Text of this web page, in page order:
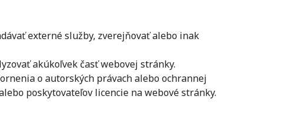
externé služby, zverejňovať alebo inak
akúkoľvek časť webovej stránky.
o autorských právach alebo ochrannej
poskytovateľov licencie na webové stránky.